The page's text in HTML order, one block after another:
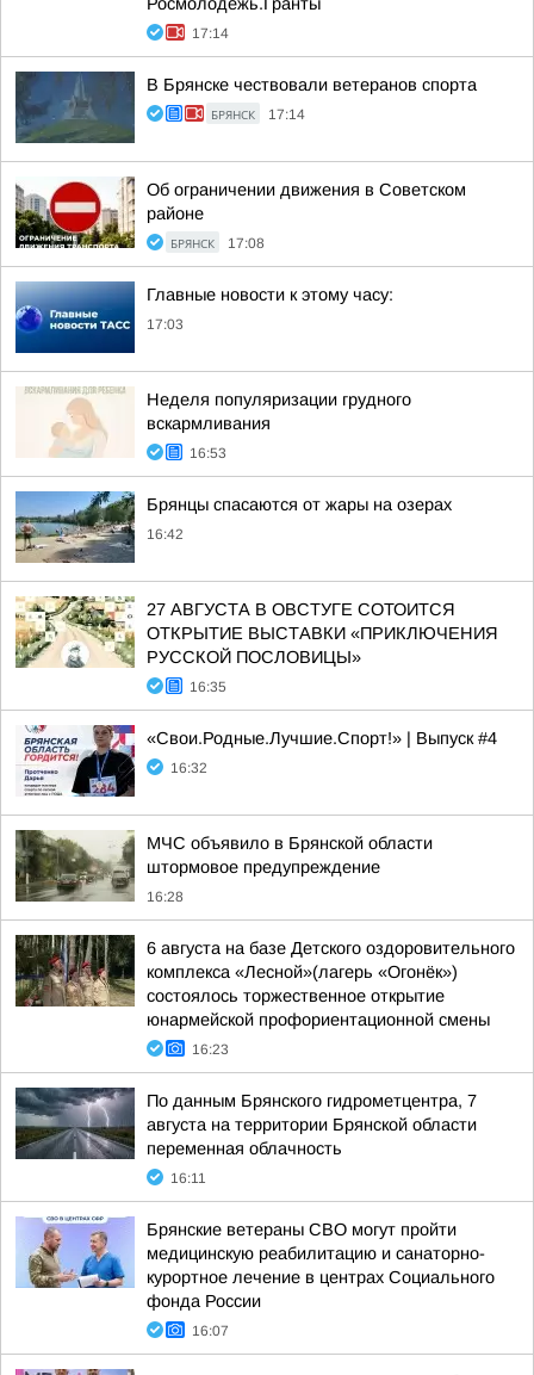
17:14
В Брянске чествовали ветеранов спорта
БРЯНСК 17:14
Об ограничении движения в Советском
районе
БРЯНСК 17:08
Главные новости к этому часу:
17:03
Неделя популяризации грудного
вскармливания
16:53
Брянцы спасаются от жары на озерах
16:42
27 АВГУСТА В ОВСТУГЕ СОТОИТСЯ
ОТКРЫТИЕ ВЫСТАВКИ «ПРИКЛЮЧЕНИЯ
РУССКОЙ ПОСЛОВИЦЫ»
16:35
«Свои.Родные.Лучшие.Спорт!» | Выпуск #4
16:32
МЧС объявило в Брянской области
штормовое предупреждение
16:28
6 августа на базе Детского оздоровительного
комплекса «Лесной»(лагерь «Огонёк»)
состоялось торжественное открытие
юнармейской профориентационной смены
16:23
По данным Брянского гидрометцентра, 7
августа на территории Брянской области
переменная облачность
16:11
Брянские ветераны СВО могут пройти
медицинскую реабилитацию и санаторно-
курортное лечение в центрах Социального
фонда России
16:07